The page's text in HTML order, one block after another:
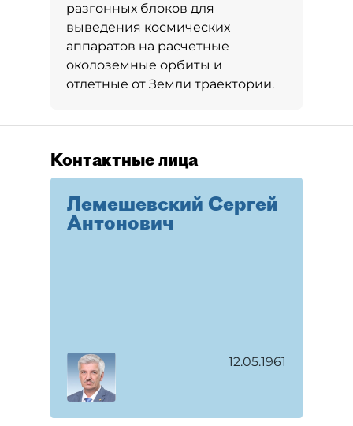
разгонных блоков для
выведения космических
аппаратов на расчетные
околоземные орбиты и
отлетные от Земли траектории.
Контактные лица
Лемешевский Сергей
Антонович
12.05.1961